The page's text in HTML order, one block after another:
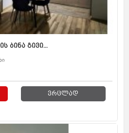
ბინა გივი...
ვრცლად